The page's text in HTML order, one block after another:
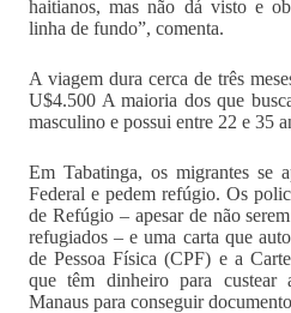
haitianos, mas não dá visto e
linha de fundo”, comenta.
A viagem dura cerca de três
U$4.500 A maioria dos que
masculino e possui entre 22 e 35
Em Tabatinga, os migrantes se
Federal e pedem refúgio. Os
de Refúgio – apesar de não
refugiados – e uma carta que
de Pessoa Física (CPF) e a
que têm dinheiro para custear
Manaus para conseguir